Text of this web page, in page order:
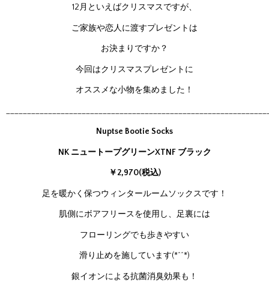
12月といえばクリスマスですが、
ご家族や恋人に渡すプレゼントは
お決まりですか？
今回はクリスマスプレゼントに
オススメな小物を集めました！
Nuptse Bootie Socks
NK ニュートープグリーンXTNF ブラック
￥2,970(税込)
足を暖かく保つウィンタールームソックスです！
肌側にボアフリースを使用し、足裏には
フローリングでも歩きやすい
滑り止めを施しています(*^^*)
銀イオンによる抗菌消臭効果も！